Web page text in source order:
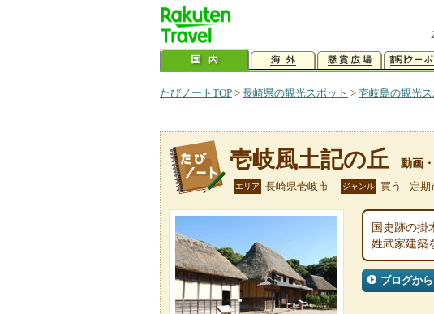
たびノートTOP > 長崎県の観光スポット > 壱岐島の観光ス
壱岐風土記の丘 動画
エリア 長崎県壱岐市 ジャンル 買う - 定
国史跡の掛
姓武家建築
ブログか